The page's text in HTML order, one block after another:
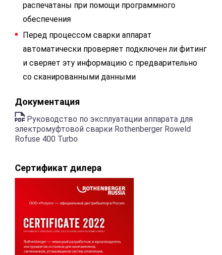
распечатаны при помощи программного
обеспечения
Перед процессом сварки аппарат
автоматически проверяет подключен ли фитинг
и сверяет эту информацию с предварительно
со сканированными данными
Документация
Руководство по эксплуатации аппарата для
электромуфтовой сварки Rothenberger Roweld
Rofuse 400 Turbo
Сертификат дилера